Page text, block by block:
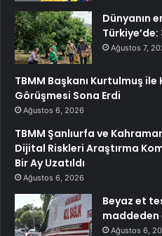
Dünyanın
Ağustos 7,
TBMM Başkanı Kurtulmuş ile
Görüşmesi Sona Erdi
Ağustos 6, 2026
TBMM Şanlıurfa ve
Dijital Riskleri Araştırma
Bir Ay Uzatıldı
Ağustos 6, 2026
Beyaz et
Ağustos 6,